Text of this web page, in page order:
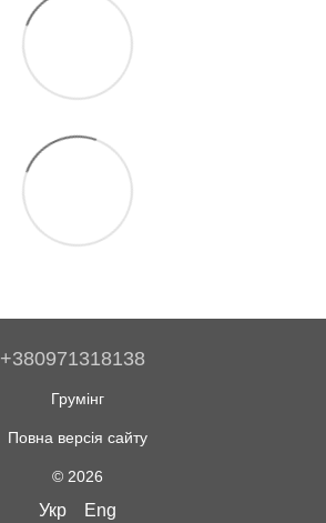
+380971318138
Грумінг
Повна версія сайту
© 2026
Укр Eng